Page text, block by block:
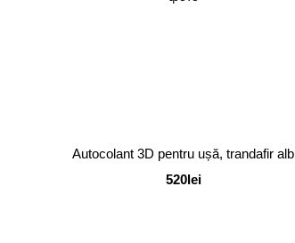
Autocolant 3D pentru ușă, trandafir alb
520lei